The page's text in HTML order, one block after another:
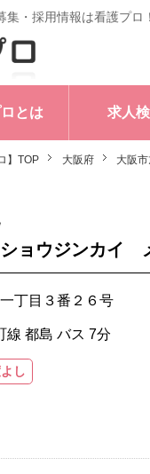
集・採用情報は看護プ
とは 求人
】TOP 大阪府 大阪
ョウジンカイ
丁目３番２６号
線 都島 バス 7分
し